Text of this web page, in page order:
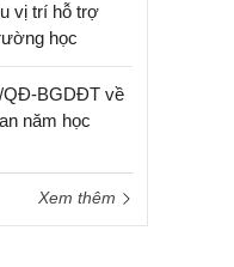
vị trí hỗ trợ
học
QĐ-BGDĐT về
năm học
Xem thêm